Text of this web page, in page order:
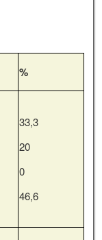
%
33,3
20
0
46,6